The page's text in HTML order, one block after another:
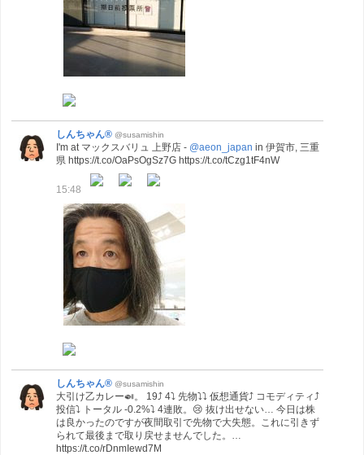
しんちゃん® @susamishin
I'm at マックスバリュ 上野店 - @aeon_japan in 伊賀市, 三重
県 https://t.co/OaPsOgSz7G https://t.co/tCzg1tF4nW
15:48
しんちゃん® @susamishin
大引け乙カレー🍛。 19⤴ 4⤵ 先物⤵⤵ 仮想通貨⤴ コモディティ⤴
投信⤵ トータル -0.2%⤵ 4連敗。😢 抜け出せない… 今日は株
は良かったのですが夜間取引で先物で大失態。これに引きず
られて最後まで取り戻せませんでした。…
https://t.co/rDnmIewd7M